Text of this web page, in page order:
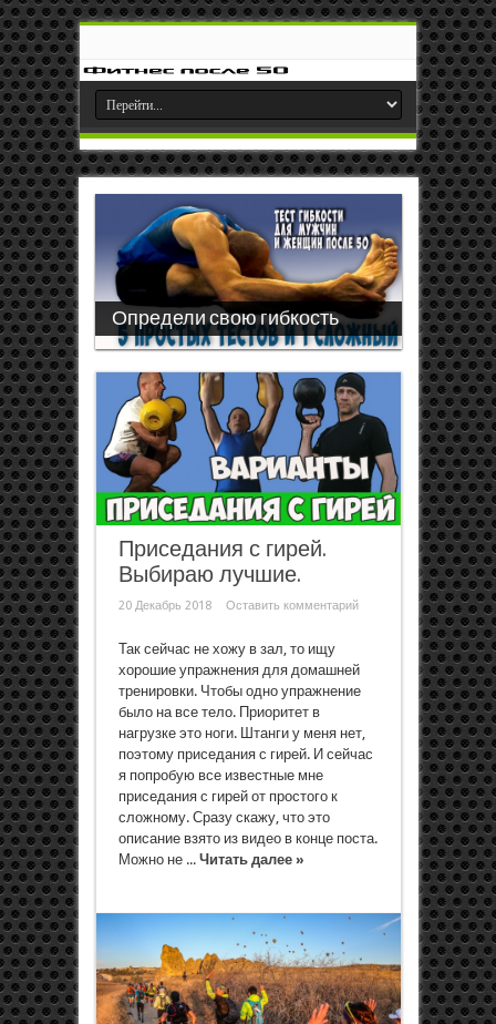
Определи свою гибкость
Приседания с гирей.
Выбираю лучшие.
20 Декабрь 2018 Оставить комментарий
Так сейчас не хожу в зал, то ищу
хорошие упражнения для домашней
тренировки. Чтобы одно упражнение
было на все тело. Приоритет в
нагрузке это ноги. Штанги у меня нет,
поэтому приседания с гирей. И сейчас
я попробую все известные мне
приседания с гирей от простого к
сложному. Сразу скажу, что это
описание взято из видео в конце поста.
Можно не ... Читать далее »